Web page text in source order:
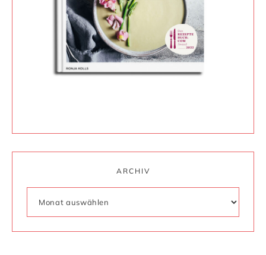
ARCHIV